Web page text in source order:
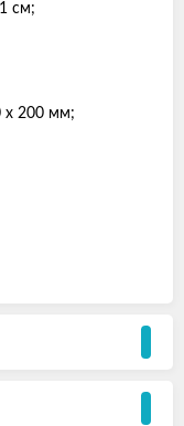
см;
х 200 мм;